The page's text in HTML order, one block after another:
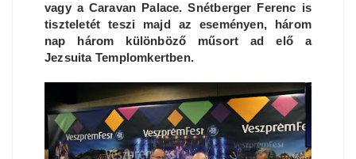
vagy a Caravan Palace. Snétberger Ferenc is
tiszteletét teszi majd az eseményen, három
nap három különböző műsort ad elő a
Jezsuita Templomkertben.